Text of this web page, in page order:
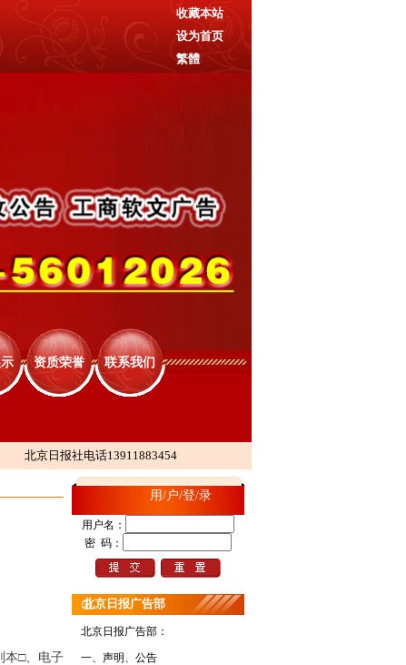
收藏本站
设为首页
繁體
资质荣誉 联系我们
北京日报社电话13911883454
本□、电子
用/户/登/录
用户名：
密 码：
北京日报广告部
北京日报广告部：
一、声明、公告